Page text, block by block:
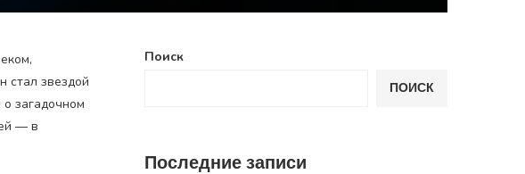
стал звездой
загадочном
— в
Поиск
ПОИСК
Последние записи